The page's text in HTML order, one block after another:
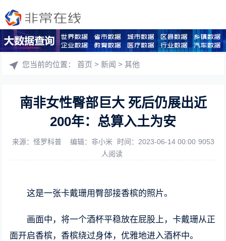
您当前的位置：首页 >新闻 >其他
南非女性臀部巨大 死后仍展出近
200年：总算入土为安
来源：怪罗科普 编辑：非小米 时间：2023-06-14 00:00 9053
人阅读
这是一张卡戴珊用臀部接香槟的照片。
画面中，将一个酒杯平稳放在屁股上，卡戴珊从正
面开启香槟，香槟绕过身体，优雅地进入酒杯中。